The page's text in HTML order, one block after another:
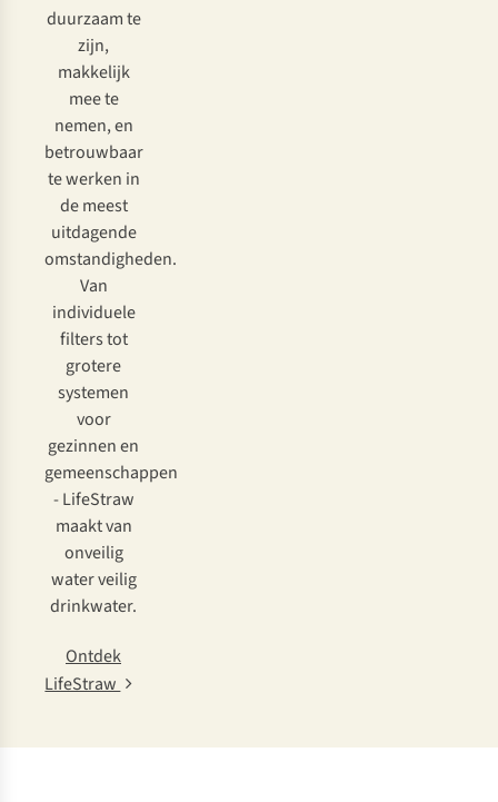
duurzaam te
zijn,
makkelijk
mee te
nemen, en
betrouwbaar
te werken in
de meest
uitdagende
omstandigheden.
Van
individuele
filters tot
grotere
systemen
voor
gezinnen en
gemeenschappen
- LifeStraw
maakt van
onveilig
water veilig
drinkwater.
Ontdek
LifeStraw